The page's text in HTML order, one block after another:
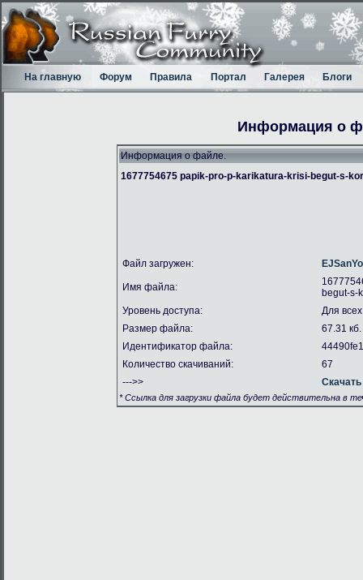
На главную Форум Правила Портал Галерея Блоги
Информация о
Информация о файле.
1677754675 papik-pro-p-karikatura-krisi-begut-s-
Файл загружен: EJSanYo
Имя файла:
begut-s-
Уровень доступа:
Для всех
Размер файла:
67.31 кб.
Идентификатор файла:
Количество скачиваний:
67
--->>
* Ссылка для загрузки файла будет действительна в